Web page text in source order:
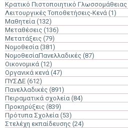
Κρατικό Πιστοποιητικό Γλωσσομάθειας
Λειτουργικές Τοποθετήσεις-Κενά (1)
Μαθητεία (132)
Μεταθέσεις (136)
Μετατάξεις (79)
Νομοθεσία (381)
ΝομοθεσίαΠανελλαδικές (87)
Οικονομικά (12)
Οργανικά κενά (47)
ΠΥΣΔΕ (612)
Πανελλαδικές (891)
Πειραματικά σχολεία (84)
Προκηρύξεις (839)
Πρότυπα Σχολεία (53)
Στελέχη εκπαίδευσης (24)